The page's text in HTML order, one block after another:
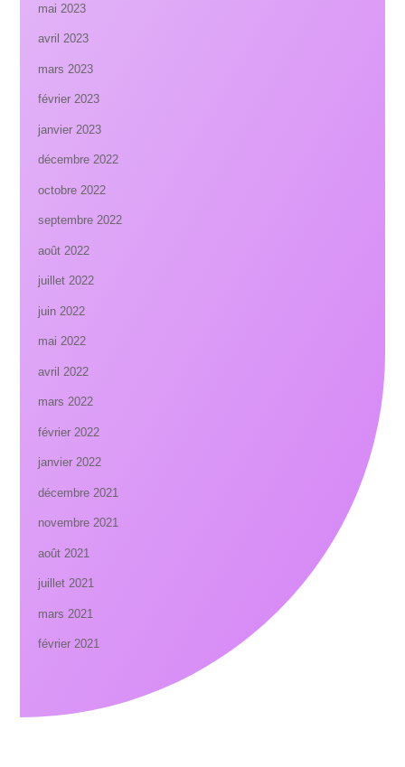
mai 2023
avril 2023
mars 2023
février 2023
janvier 2023
décembre 2022
octobre 2022
septembre 2022
août 2022
juillet 2022
juin 2022
mai 2022
avril 2022
mars 2022
février 2022
janvier 2022
décembre 2021
novembre 2021
août 2021
juillet 2021
mars 2021
février 2021